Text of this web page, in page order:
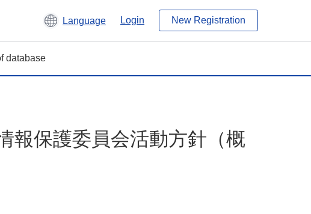
Language Login New Registration
database
報保護委員会活動方針（概